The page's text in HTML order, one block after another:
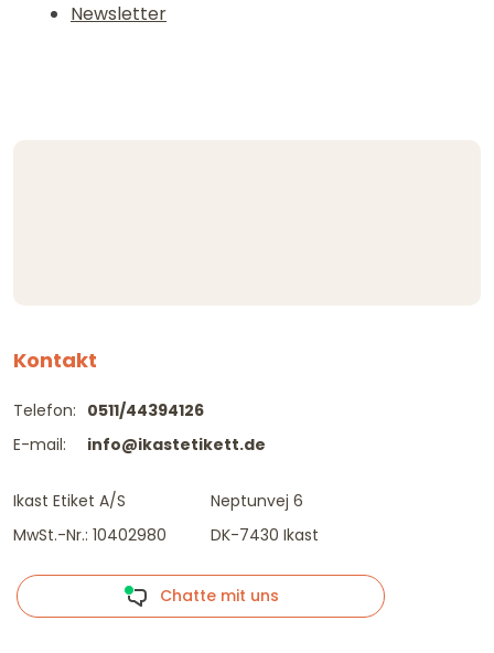
Newsletter
Kontakt
Telefon:
E-mail:
0511/44394126
info@ikastetikett.de
Ikast Etiket A/S
MwSt.-Nr.: 10402980
Neptunvej 6
DK-7430 Ikast
Chatte mit uns